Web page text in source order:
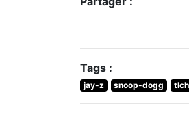
Tags :
jay-z snoop-dogg